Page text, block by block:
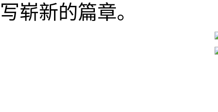
写崭新的篇章。